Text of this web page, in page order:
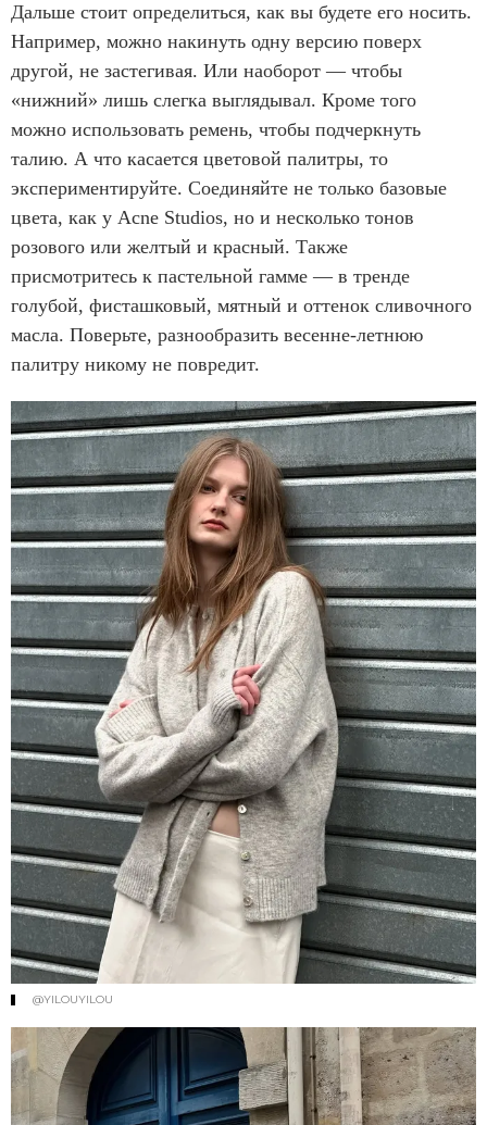
Дальше стоит определиться, как вы будете его носить.
Например, можно накинуть одну версию поверх
другой, не застегивая. Или наоборот — чтобы
«нижний» лишь слегка выглядывал. Кроме того
можно использовать ремень, чтобы подчеркнуть
талию. А что касается цветовой палитры, то
экспериментируйте. Соединяйте не только базовые
цвета, как у Acne Studios, но и несколько тонов
розового или желтый и красный. Также
присмотритесь к пастельной гамме — в тренде
голубой, фисташковый, мятный и оттенок сливочного
масла. Поверьте, разнообразить весенне-летнюю
палитру никому не повредит.
@YILOUYILOU